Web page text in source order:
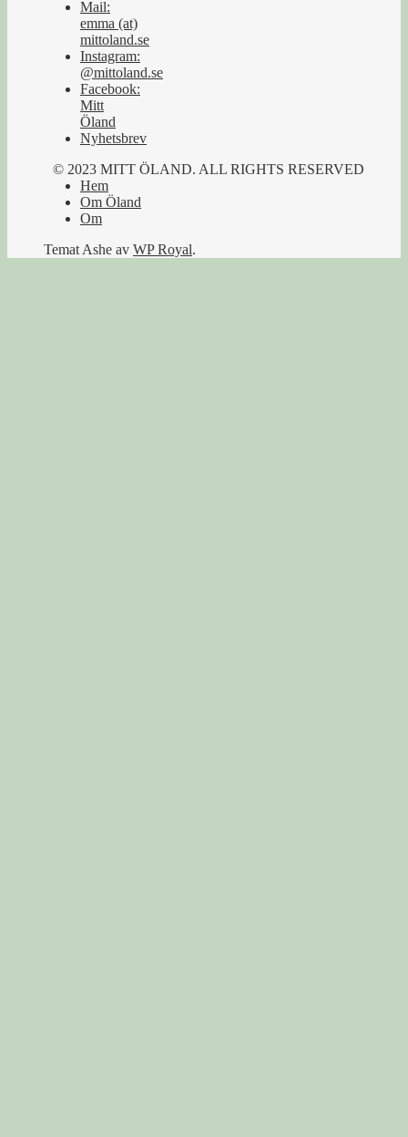
Mail:
emma (at)
mittoland.se
Instagram:
@mittoland.se
Facebook:
Mitt
Öland
Nyhetsbrev
© 2023 MITT ÖLAND. ALL RIGHTS RESERVED
Hem
Om Öland
Om
Temat Ashe av WP Royal.